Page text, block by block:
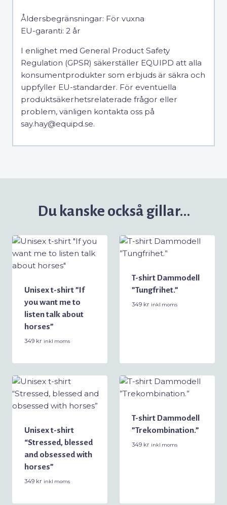
Åldersbegränsningar: För vuxna
EU-garanti: 2 år
I enlighet med General Product Safety
Regulation (GPSR) säkerställer EQUIPD att alla
konsumentprodukter som erbjuds är säkra och
uppfyller EU-standarder. För eventuella
produktsäkerhetsrelaterade frågor eller
problem, vänligen kontakta oss på
say.hay@equipd.se.
Du kanske också gillar…
Unisex t-shirt ”If
you want me to
listen talk about
horses”
349 kr inkl moms
T-shirt Dammodell
”Tungfrihet.”
349 kr inkl moms
Unisex t-shirt
“Stressed, blessed
and obsessed with
horses”
349 kr inkl moms
T-shirt Dammodell
”Trekombination.”
349 kr inkl moms